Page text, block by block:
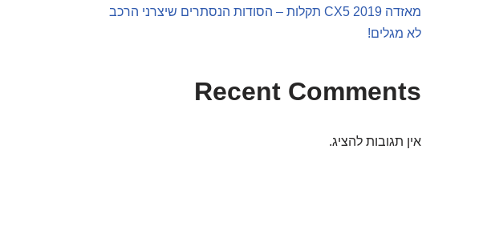
מאזדה CX5 2019 תקלות – הסודות הנסתרים שיצרני הרכב
לא מגלים!
Recent Comments
אין תגובות להציג.